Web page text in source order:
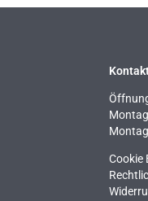
Cookie